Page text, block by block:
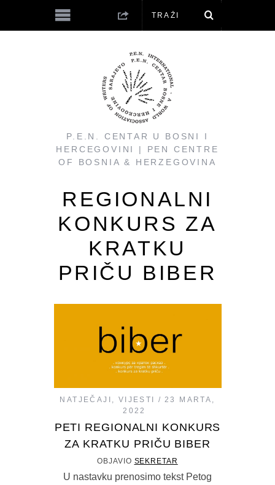
P.E.N. CENTAR U BOSNI I
HERCEGOVINI | PEN CENTRE
OF BOSNIA & HERZEGOVINA
REGIONALNI
KONKURS ZA
KRATKU
PRIČU BIBER
NATJEČAJI VIJESTI
23 MARTA,
2022
PETI REGIONALNI KONKURS
ZA KRATKU PRIČU BIBER
OBJAVIO SEKRETAR
U nastavku prenosimo tekst Petog